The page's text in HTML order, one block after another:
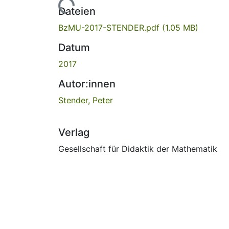
Lade...
Dateien
BzMU-2017-STENDER.pdf (1.05 MB)
Datum
2017
Autor:innen
Stender, Peter
Verlag
Gesellschaft für Didaktik der Mathematik